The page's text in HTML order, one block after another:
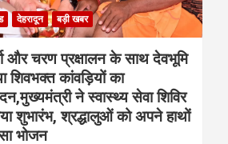
देहरादून बड़ी खबर
और चरण प्रक्षालन के साथ देवभूमि
शिवभक्त कांवड़ियों का
ने स्वास्थ्य सेवा शिविर
शुभारंभ, श्रद्धालुओं को अपने हाथों
भोजन